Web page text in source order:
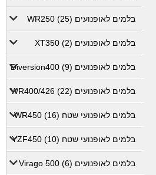
בלמים לאופנועים WR250 (25)
בלמים לאופנועים XT350 (2)
בלמים לאופנועים Diversion400 (9)
בלמים לאופנועים WR400/426 (22)
בלמים לאופנועי שטח WR450 (16)
בלמים לאופנועי שטח YZF450 (10)
בלמים לאופנועים Virago 500 (6)